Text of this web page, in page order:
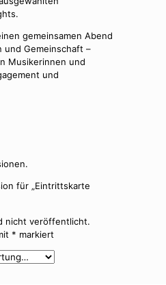
gemeinsamen Abend
und Gemeinschaft –
Musikerinnen und
und
für „Eintrittskarte
nicht veröffentlicht.
* markiert